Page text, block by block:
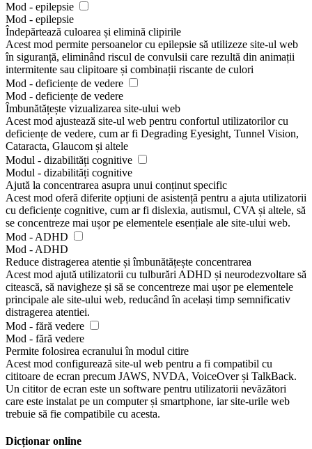
Mod - epilepsie
Mod - epilepsie
Îndepărtează culoarea și elimină clipirile
Acest mod permite persoanelor cu epilepsie să utilizeze site-ul web
în siguranță, eliminând riscul de convulsii care rezultă din animații
intermitente sau clipitoare și combinații riscante de culori
Mod - deficiențe de vedere
Mod - deficiențe de vedere
Îmbunătățește vizualizarea site-ului web
Acest mod ajustează site-ul web pentru confortul utilizatorilor cu
deficiențe de vedere, cum ar fi Degrading Eyesight, Tunnel Vision,
Cataracta, Glaucom și altele
Modul - dizabilități cognitive
Modul - dizabilități cognitive
Ajută la concentrarea asupra unui conținut specific
Acest mod oferă diferite opțiuni de asistență pentru a ajuta utilizatorii
cu deficiențe cognitive, cum ar fi dislexia, autismul, CVA și altele, să
se concentreze mai ușor pe elementele esențiale ale site-ului web.
Mod - ADHD
Mod - ADHD
Reduce distragerea atentie și îmbunătățește concentrarea
Acest mod ajută utilizatorii cu tulburări ADHD și neurodezvoltare să
citească, să navigheze și să se concentreze mai ușor pe elementele
principale ale site-ului web, reducând în același timp semnificativ
distragerea atentiei.
Mod - fără vedere
Mod - fără vedere
Permite folosirea ecranului în modul citire
Acest mod configurează site-ul web pentru a fi compatibil cu
cititoare de ecran precum JAWS, NVDA, VoiceOver și TalkBack.
Un cititor de ecran este un software pentru utilizatorii nevăzători
care este instalat pe un computer și smartphone, iar site-urile web
trebuie să fie compatibile cu acesta.
Dicționar online